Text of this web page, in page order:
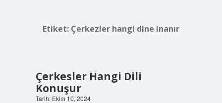
Etiket: Çerkezler hangi dine inanır
Çerkesler Hangi Dili
Konuşur
Tarih: Ekim 10, 2024